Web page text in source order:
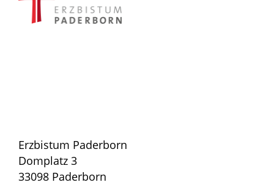
Erzbistum Paderborn
Domplatz 3
33098 Paderborn